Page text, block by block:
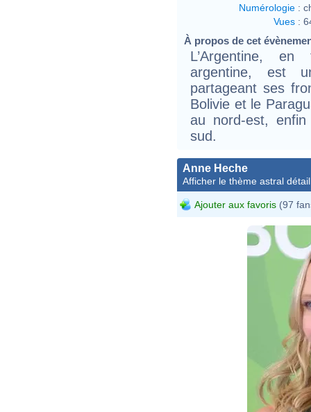
Numérologie :
Vues :
À propos de cet
L’Argentine,
argentine, est
partageant ses
Bolivie et le
au nord-est,
sud.
Anne Heche
Afficher le thème astral
Ajouter aux favoris (97